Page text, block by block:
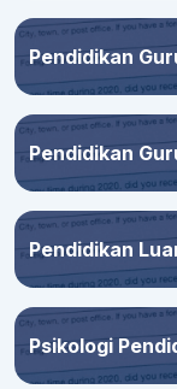
Pendidikan
Pendidikan
Pendidikan
Psikologi